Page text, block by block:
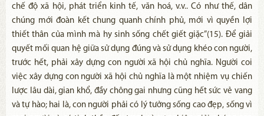
chế độ xã hội, phát triển kinh tế, văn hoá, v.v.. Có như thế, dân
chúng mới đoàn kết chung quanh chính phủ, mới vì quyền lợi
thiết thân của mình mà hy sinh sống chết giết giặc”(15). Để giải
quyết mối quan hệ giữa sử dụng đúng và sử dụng khéo con người,
trước hết, phải xây dựng con người xã hội chủ nghĩa. Người coi
việc xây dựng con người xã hội chủ nghĩa là một nhiệm vụ chiến
lược lâu dài, gian khổ, đầy chông gai nhưng cũng hết sức vẻ vang
và tự hào; hai là, con người phải có lý tưởng sống cao đẹp, sống vì